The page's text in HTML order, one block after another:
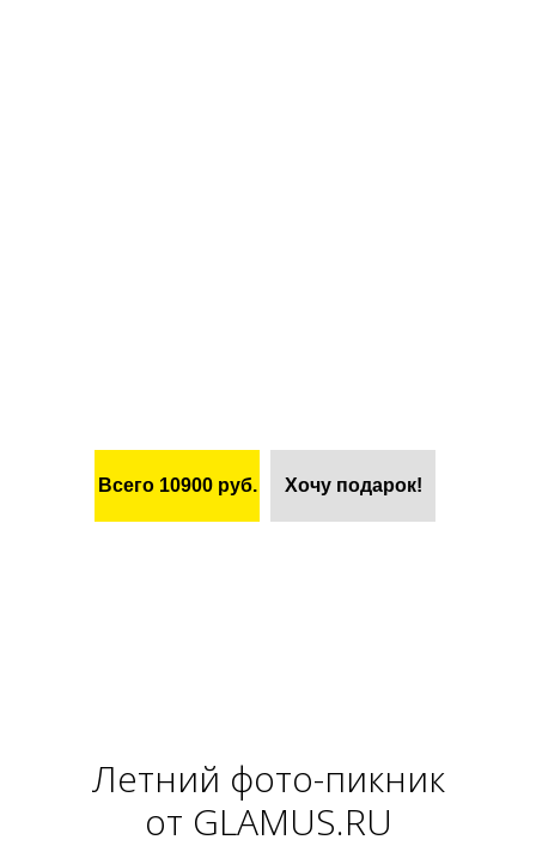
Всего 10900 руб. Хочу подарок!
Летний фото-пикник
от GLAMUS.RU